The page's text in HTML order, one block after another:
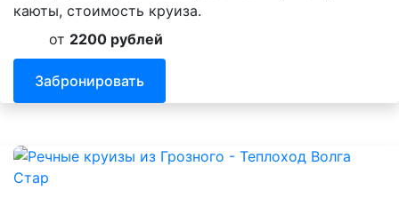
каюты, стоимость круиза.
от 2200 рублей
Забронировать